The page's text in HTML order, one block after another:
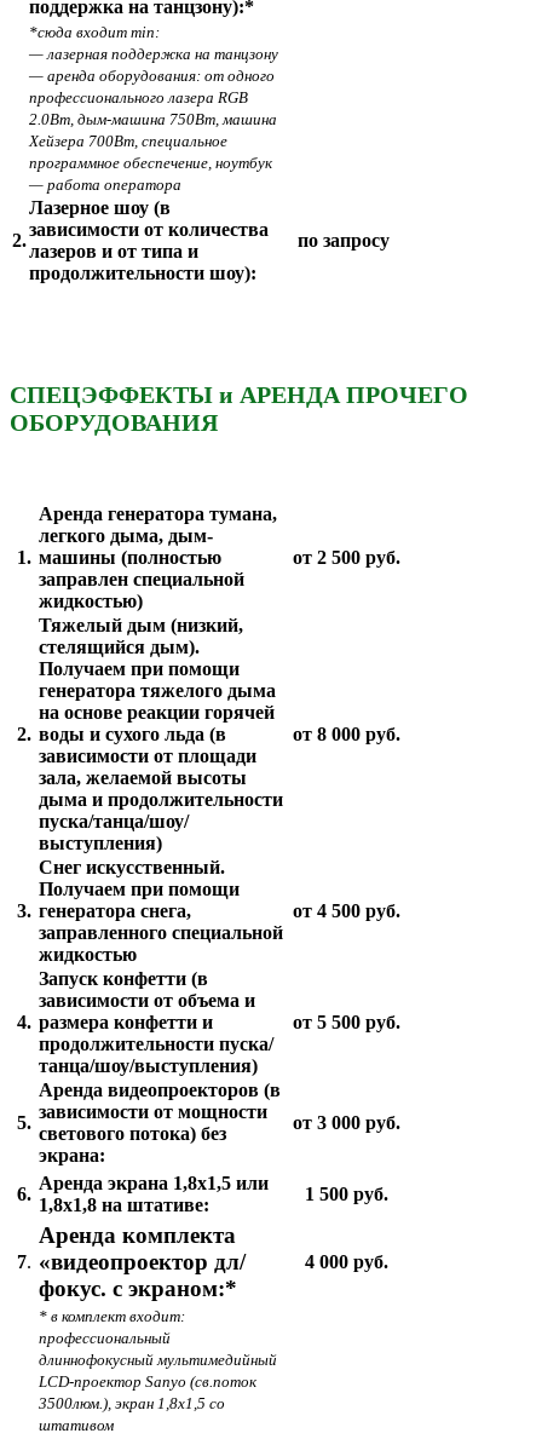
поддержка на танцзону):*
*сюда входит min:
— лазерная поддержка на танцзону
— аренда оборудования: от одного
профессионального лазера RGB
2.0Вт, дым-машина 750Вт, машина
Хейзeра 700Вт, специальное
программное обеспечение, ноутбук
— работа оператора
2.
Лазерноe шоу (в
зависимости от количества
лазеров и от типа и
продолжительности шоу):
по запросу
СПЕЦЭФФЕКТЫ и АРЕНДА ПРОЧЕГО
ОБОРУДОВАНИЯ
1.
Аренда генератора тумана,
легкого дыма, дым-
машины (полностью
заправлен специальной
жидкостью)
от 2 500 руб.
2.
Тяжелый дым (низкий,
стелящийся дым).
Получаем при помощи
генератора тяжелого дыма
на основе реакции горячей
воды и сухого льда (в
зависимости от площади
зала, желаемой высоты
дыма и продолжительности
пуска/танца/шоу/
выступления)
от 8 000 руб.
3.
Снег искусственный.
Получаем при помощи
генератора снега,
заправленного специальной
жидкостью
от 4 500 руб.
4.
Запуск конфетти (в
зависимости от объема и
размера конфетти и
продолжительности пуска/
танца/шоу/выступления)
от 5 500 руб.
5.
Аренда видеопроекторов (в
зависимости от мощности
светового потока) без
экрана:
от 3 000 руб.
6.
Аренда экрана 1,8х1,5 или
1,8х1,8 на штативе:
1 500 руб.
7.
Аренда комплекта
«видеопроектор дл/
фокус. с экраном:*
4 000 руб.
* в комплект входит:
профессиональный
длиннофокусный мультимедийный
LCD-проектор Sanyo (св.поток
3500люм.), экран 1,8х1,5 со
штативом